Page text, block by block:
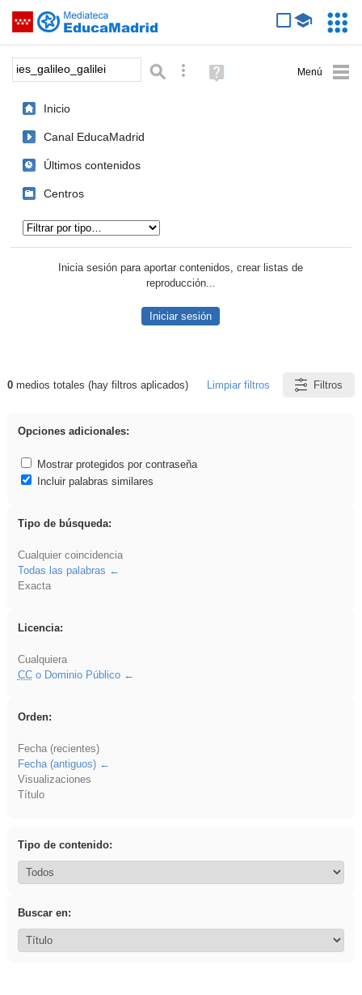
Saltar navegación
Palabra o frase: Búsqueda avanzada
Ayuda
(en
Inicio
Canal EducaMadrid
Últimos contenidos
Centros
Inicia sesión para aportar contenidos, crear listas de
reproducción...
Iniciar sesión
Resultados de: ies_galileo_galilei
0medios totales (hay filtros aplicados) Limpiar filtros Filtros
Opciones adicionales:
Mostrar protegidos por contraseña
Incluir palabras similares
Tipo de búsqueda:
Cualquier coincidencia
Todas las palabras
Exacta
Licencia:
Cualquiera
CCo Dominio Público
Orden:
Fecha (recientes)
Fecha (antiguos)
Visualizaciones
Título
Tipo de contenido:
Buscar en: